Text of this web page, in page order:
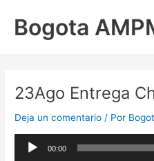
contenido
Bogota
23Ago Entrega
Deja un comentario / Por
Reproductor
00:00